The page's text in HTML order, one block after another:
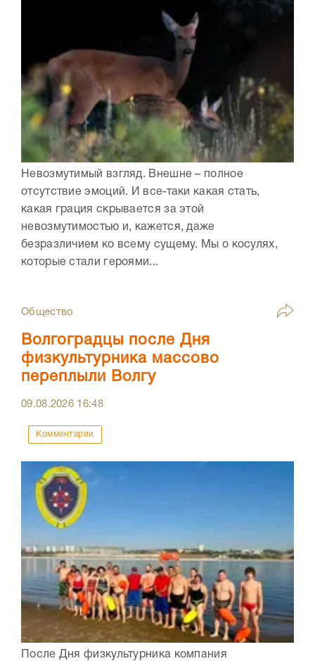
Невозмутимый взгляд. Внешне – полное
отсутствие эмоций. И все-таки какая стать,
какая грация скрывается за этой
невозмутимостью и, кажется, даже
безразличием ко всему сущему. Мы о косулях,
которые стали героями...
Общество
Волгоградцы после Дня
физкультурника массово
переплыли Волгу
09.08.2026 16:48
Комментарии
После Дня физкультурника компания